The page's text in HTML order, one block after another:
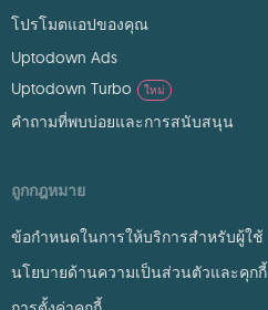
โปรโมตแอปของคุณ
Uptodown Ads
Uptodown Turbo
ใหม่
คำถามที่พบบ่อยและการสนับสนุน
ถูกกฎหมาย
ข้อกำหนดในการให้บริการสำหรับผู้ใช้
นโยบายด้านความเป็นส่วนตัวและคุกกี้